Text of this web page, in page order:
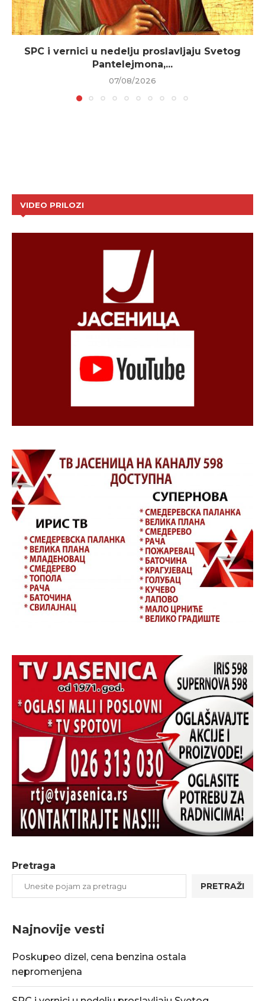
SPC i vernici u nedelju proslavljaju Svetog
Pantelejmona,...
07/08/2026
VIDEO PRILOZI
Pretraga
PRETRAŽI
Najnovije vesti
Poskupeo dizel, cena benzina ostala
nepromenjena